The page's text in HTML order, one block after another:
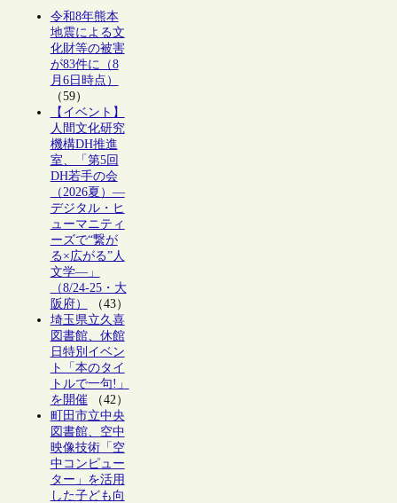
令和8年熊本
地震による文
化財等の被害
が83件に（8
月6日時点）
（59）
【イベント】
人間文化研究
機構DH推進
室、「第5回
DH若手の会
（2026夏）―
デジタル・ヒ
ューマニティ
ーズで“繋が
る×広がる”人
文学―」
（8/24-25・大
阪府）
（43）
埼玉県立久喜
図書館、休館
日特別イベン
ト「本のタイ
トルで一句!」
を開催（42）
町田市立中央
図書館、空中
映像技術「空
中コンピュー
ター」を活用
した子ども向